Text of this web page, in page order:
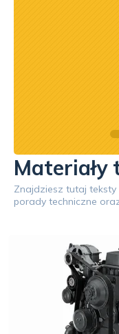
Materiały
Znajdziesz tutaj
porady techniczne